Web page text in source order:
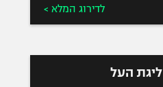
לדירוג המלא >
ליגת העל